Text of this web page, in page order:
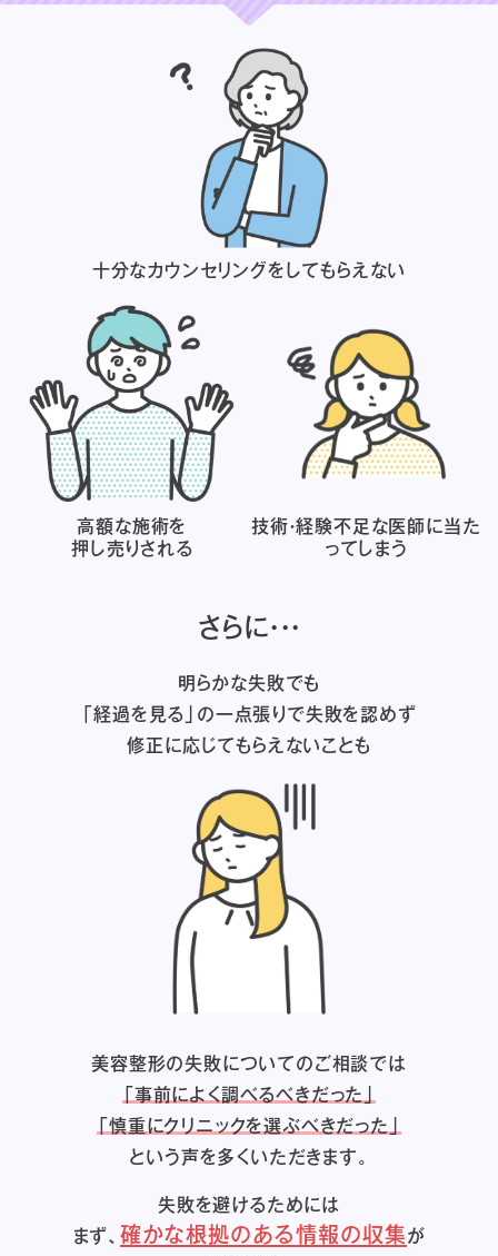
十分なカウンセリングをしてもらえない
高額な施術を
押し売りされる
技術・経験不足な医師に当た
ってしまう
さらに・・・
明らかな失敗でも
「経過を見る」の一点張りで失敗を認めず
修正に応じてもらえないことも
美容整形の失敗についてのご相談では
「事前によく調べるべきだった」
「慎重にクリニックを選ぶべきだった」
という声を多くいただきます。
失敗を避けるためには
まず、確かな根拠のある情報の収集が